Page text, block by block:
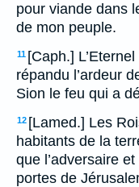
pour viande dans
de mon peuple.
11 [Caph.]
répandu l’ardeur
Sion le feu qui a
12 [Lamed.] Les
habitants de la
que l’adversaire
portes de